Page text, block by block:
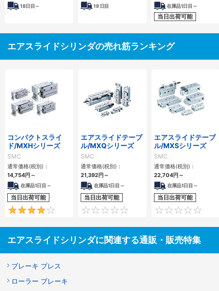
18日目～ 19 日目 在庫品1日目～
当日出荷可能
エアスライドシリンダの売れ筋ランキング
コンパクトスライ
ド/MXHシリーズ
SMC
通常価格(税別)：
14,754円 ～
在庫品1日目～
当日出荷可能
4
エアスライドテーブ
ル/MXQシリーズ
SMC
通常価格(税別)：
21,392円 ～
在庫品1日目～
当日出荷可能
0
エアスライドテーブ
ル/MXSシリーズ
SMC
通常価格(税別)：
22,704円 ～
在庫品1日目～
当日出荷可能
エアスライドシリンダに関連する通販・販売特集
ブレーキ プレス
ローラー ブレーキ